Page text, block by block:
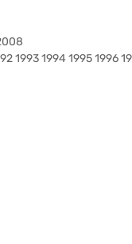
1993 1994 1995